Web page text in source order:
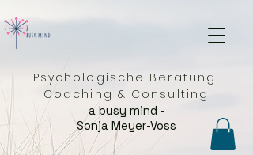
a busy mind -
Sonja Meyer-Voss
Psychologische Beratung,
Coaching & Consulting